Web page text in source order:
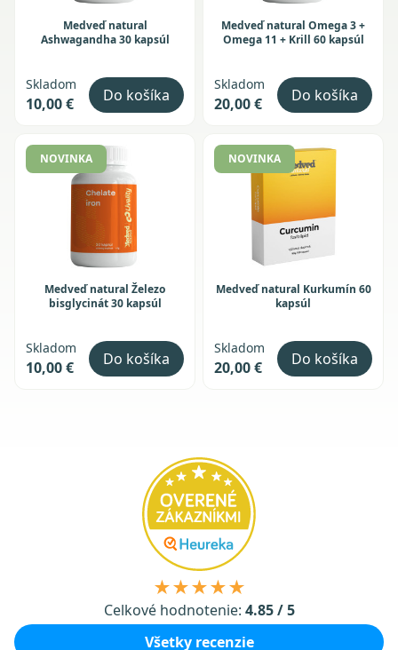
Medveď natural
Ashwagandha 30 kapsúl
Skladom
10,00 € Do košíka
Medveď natural Omega 3 +
Omega 11 + Krill 60 kapsúl
Skladom
20,00 € Do košíka
NOVINKA
Medveď natural Železo
bisglycinát 30 kapsúl
Skladom
10,00 € Do košíka
NOVINKA
Medveď natural Kurkumín 60
kapsúl
Skladom
20,00 € Do košíka
★★★★★
Celkové hodnotenie: 4.85 / 5
Všetky recenzie